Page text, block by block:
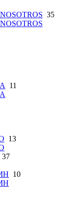
35
11
13
37
10